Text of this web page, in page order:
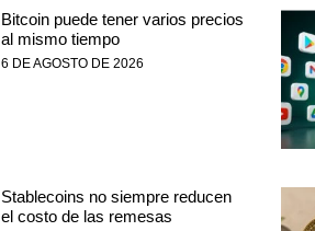
Bitcoin puede tener varios precios
al mismo tiempo
6 DE AGOSTO DE 2026
Stablecoins no siempre reducen
el costo de las remesas